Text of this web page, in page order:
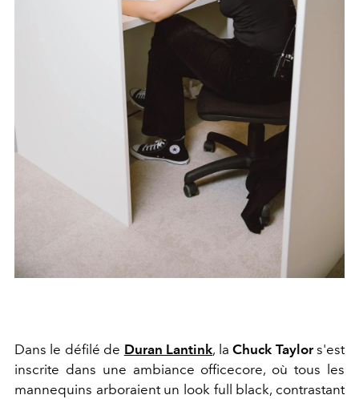
Dans le défilé de Duran Lantink, laChuck Taylors'est
inscrite dans une ambiance officecore, où tous les
mannequins arboraient un look full black, contrastant